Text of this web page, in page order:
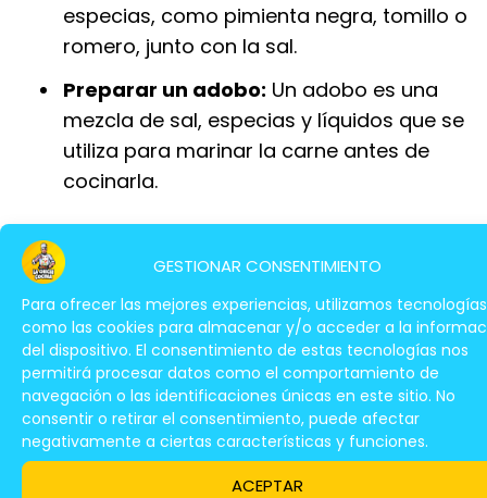
GESTIONAR CONSENTIMIENTO
Para ofrecer las mejores experiencias, utilizamos tecnologías
como las cookies para almacenar y/o acceder a la
del dispositivo. El consentimiento de estas tecnologías nos
permitirá procesar datos como el comportamiento de
navegación o las identificaciones únicas en este sitio. No
consentir o retirar el consentimiento, puede afectar
negativamente a ciertas características y funciones.
ACEPTAR
especias, como pimienta negra, tomillo o
romero, junto con la sal.
Preparar un adobo: Un adobo es una
mezcla de sal, especias y líquidos que se
utiliza para marinar la carne antes de
cocinarla.
La cantidad de sal que se añade al filete
dependerá del gusto de cada persona.
Algunos prefieren un sabor más intenso,
mientras que otros prefieren un sabor más
suave.
¿Cuánto Aceite Echar Para Un
Filete?